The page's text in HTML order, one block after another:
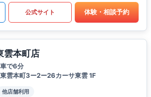
公式サイト 体験・相談予約
雲本町店
で6分
雲本町3ー2ー26カーサ東雲 1F
他店舗利用